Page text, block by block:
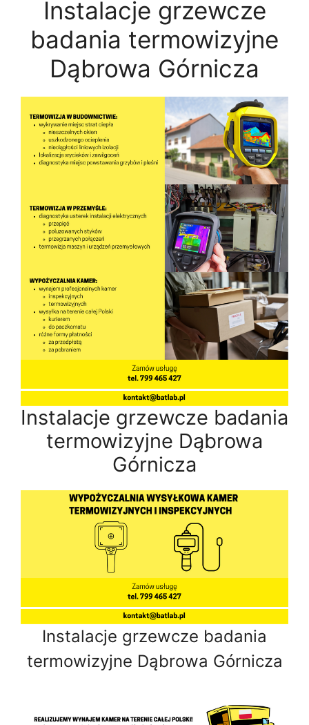
Instalacje grzewcze
badania termowizyjne
Dąbrowa Górnicza
Instalacje grzewcze badania
termowizyjne Dąbrowa
Górnicza
Instalacje grzewcze badania
termowizyjne Dąbrowa Górnicza